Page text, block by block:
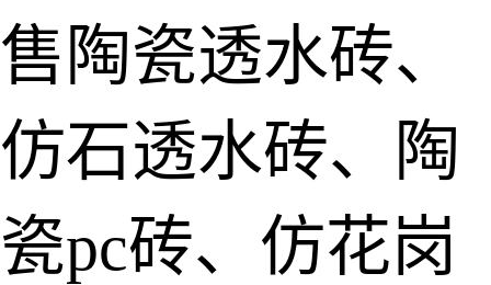
售陶瓷透水砖、
仿石透水砖、陶
瓷pc砖、仿花岗